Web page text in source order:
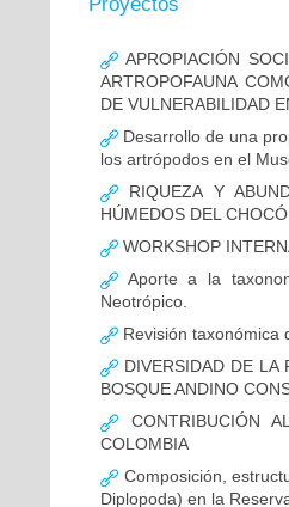
APROPIACIÓN
ARTROPOFAUNA
DE VULNERABILIDAD
Desarrollo de una
los artrópodos en el
RIQUEZA Y
HÚMEDOS DEL
WORKSHOP
Aporte a la
Neotrópico.
Revisión taxonómica
DIVERSIDAD DE LA
BOSQUE ANDINO
CONTRIBUCIÓN
COLOMBIA
Composición,
Diplopoda) en la